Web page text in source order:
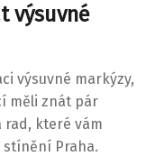
výsuvné
výsuvné markýzy,
měli znát pár
které vám
stínění Praha.